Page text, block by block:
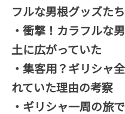
フルな男根グッズたち
・衝撃！カラフルな
土に広がっていた
・集客用？ギリシャ
れていた理由の考察
・ギリシャ一周の旅